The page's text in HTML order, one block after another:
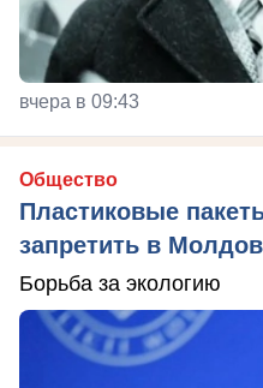
вчера в 09:43
Общество
Пластиковые
запретить в
Борьба за экологию